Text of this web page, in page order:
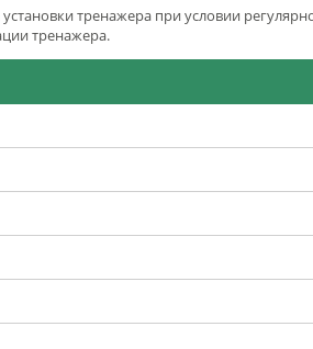
тренажера при условии
тренажера.